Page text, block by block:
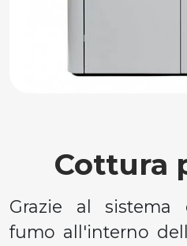
Cottura
Grazie al sistema
fumo all'interno